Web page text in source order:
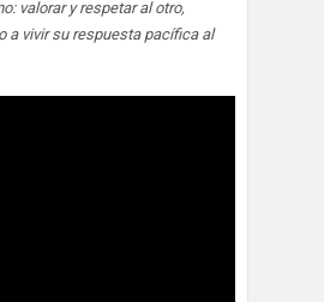
valorar y respetar al otro,
a vivir su respuesta pacífica al